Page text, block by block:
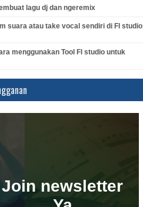
lagu dj dan ngeremix
suara atau take vocal sendiri di Fl studio
menggunakan Tool Fl studio untuk
Join newsletter